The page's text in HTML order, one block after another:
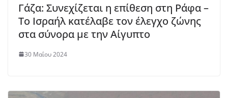
Γάζα: Συνεχίζεται η επίθεση στη Ράφα –
Το Ισραήλ κατέλαβε τον έλεγχο ζώνης
στα σύνορα με την Αίγυπτο
30 Μαΐου 2024